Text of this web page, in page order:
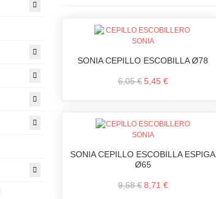
SONIA CEPILLO ESCOBILLA Ø78
6,05 € 5,45 €
SONIA CEPILLO ESCOBILLA ESPIGA
Ø65
9,68 € 8,71 €